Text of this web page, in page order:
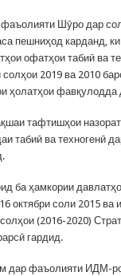
Шӯро дар
пешниҳод карданд,
офатҳои табиӣ ва
2019 ва 2010
ҳолатҳои
тафтишҳои
табиӣ ва техногенӣ
ба ҳамкории
октябри соли 2015 ва
(2016-2020)
гардид.
дар фаъолияти ИДМ-